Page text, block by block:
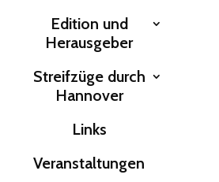
Edition und
Herausgeber
Streifzüge durch
Hannover
Links
Veranstaltungen